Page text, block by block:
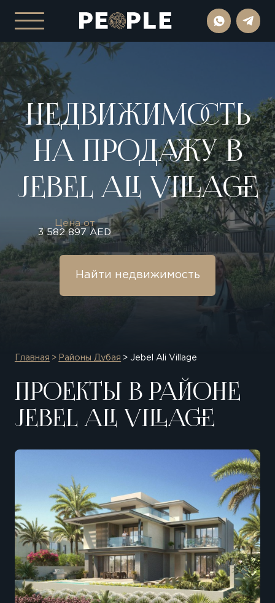
НЕДВИЖИМОСТЬ
НА ПРОДАЖУ В
JEBEL ALI VILLAGE
Цена от
3 582 897 AED
Найти недвижимость
Главная Районы Дубая Jebel Ali Village
ПРОЕКТЫ В РАЙОНЕ
JEBEL ALI VILLAGE